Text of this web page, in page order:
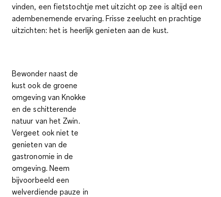
vinden, een fietstochtje metuitzicht op zee is altijd een
adembenemende ervaring. Frisse zeelucht en prachtige
uitzichten: het is heerlijk genieten aan de kust.
Bewonder naast de
kust ook de groene
omgeving van Knokke
en deschitterende
natuur van het Zwin.
Vergeet ook niet te
genieten van de
gastronomie in de
omgeving. Neem
bijvoorbeeld een
welverdiende pauze in